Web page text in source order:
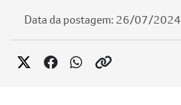
Data da postagem: 26/07/2024